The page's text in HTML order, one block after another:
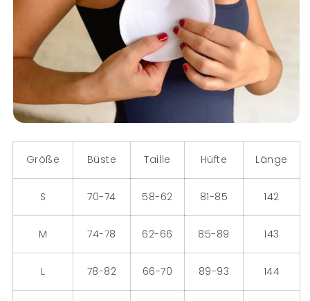
Größe Büste Taille Hüfte Länge
S 70-74 58-62 81-85 142
M 74-78 62-66 85-89 143
L 78-82 66-70 89-93 144